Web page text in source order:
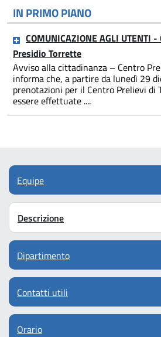
IN PRIMO PIANO
COMUNICAZIONE AGLI UTENTI
Presidio Torrette
Avviso alla cittadinanza – Centro
informa che, a partire da lunedì 29
prenotazioni per il Centro Prelievi di
essere effettuate ....
Equipe
Descrizione
Dipartimento
Contatti utili
Orario